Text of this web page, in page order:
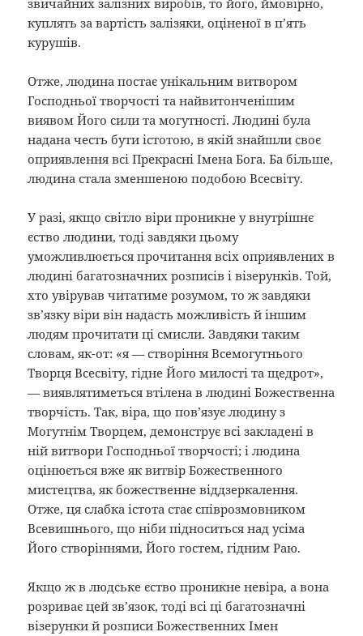
звичайних залізних виробів, то його, ймовірно,
куплять за вартість залізяки, оціненої в п’ять
курушів.
Отже, людина постає унікальним витвором
Господньої творчості та найвитонченішим
виявом Його сили та могутності. Людині була
надана честь бути істотою, в якій знайшли своє
оприявлення всі Прекрасні Імена Бога. Ба більше,
людина стала зменшеною подобою Всесвіту.
У разі, якщо світло віри проникне у внутрішнє
єство людини, тоді завдяки цьому
уможливлюється прочитання всіх оприявлених в
людині багатозначних розписів і візерунків. Той,
хто увірував читатиме розумом, то ж завдяки
зв’язку віри він надасть можливість й іншим
людям прочитати ці смисли. Завдяки таким
словам, як-от: «я — створіння Всемогутнього
Творця Всесвіту, гідне Його милості та щедрот»,
— виявлятиметься втілена в людині Божественна
творчість. Так, віра, що пов’язує людину з
Могутнім Творцем, демонструє всі закладені в
ній витвори Господньої творчості; і людина
оцінюється вже як витвір Божественного
мистецтва, як божественне віддзеркалення.
Отже, ця слабка істота стає співрозмовником
Всевишнього, що ніби підноситься над усіма
Його створіннями, Його гостем, гідним Раю.
Якщо ж в людське єство проникне невіра, а вона
розриває цей зв’язок, тоді всі ці багатозначні
візерунки й розписи Божественних Імен